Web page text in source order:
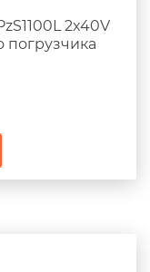
2x40V
погрузчика